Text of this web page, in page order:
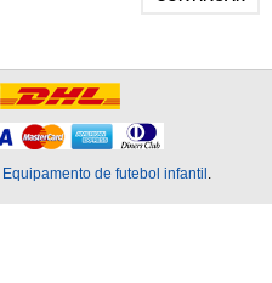
Equipamento de futebol infantil .